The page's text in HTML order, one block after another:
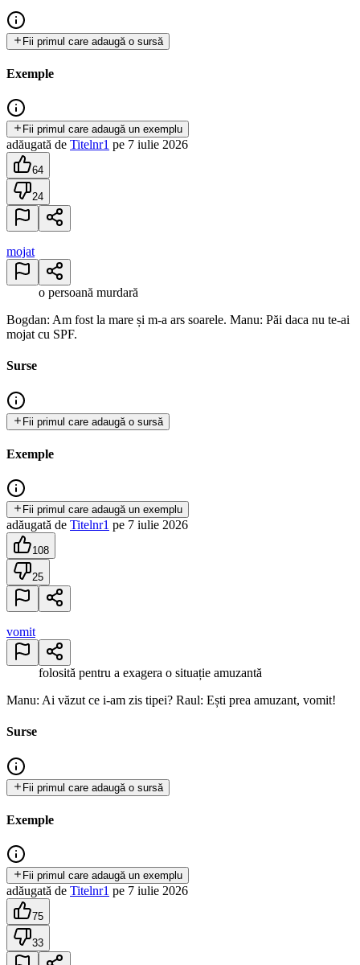
Fii primul care adaugă o sursă
Exemple
Fii primul care adaugă un exemplu
adăugată de Titelnr1 pe 7 iulie 2026
64
24
mojat
o persoană murdară
Bogdan: Am fost la mare și m-a ars soarele. Manu: Păi daca nu te-ai
mojat cu SPF.
Surse
Fii primul care adaugă o sursă
Exemple
Fii primul care adaugă un exemplu
adăugată de Titelnr1 pe 7 iulie 2026
108
25
vomit
folosită pentru a exagera o situație amuzantă
Manu: Ai văzut ce i-am zis tipei? Raul: Ești prea amuzant, vomit!
Surse
Fii primul care adaugă o sursă
Exemple
Fii primul care adaugă un exemplu
adăugată de Titelnr1 pe 7 iulie 2026
75
33